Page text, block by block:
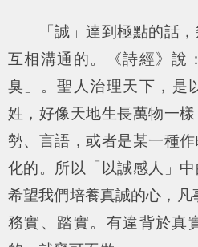
「誠」達到極點的話，
互相溝通的。《詩經》說
臭 」。聖人治理天下，是
姓，好像天地生長萬物一
勢、言語，或者是某一種
化的。所以「以誠感人」
希望我們培養真誠的心，凡
務實、踏實。有違背於真